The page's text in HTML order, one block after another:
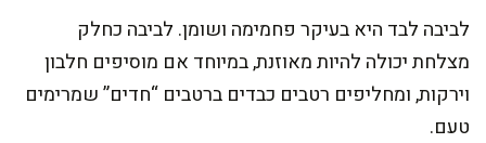
לביבה לבד היא בעיקר פחמימה ושומן. לביבה כחלק
מצלחת יכולה להיות מאוזנת, במיוחד אם מוסיפים חלבון
וירקות, ומחליפים רטבים כבדים ברטבים “חדים” שמרימים
טעם.